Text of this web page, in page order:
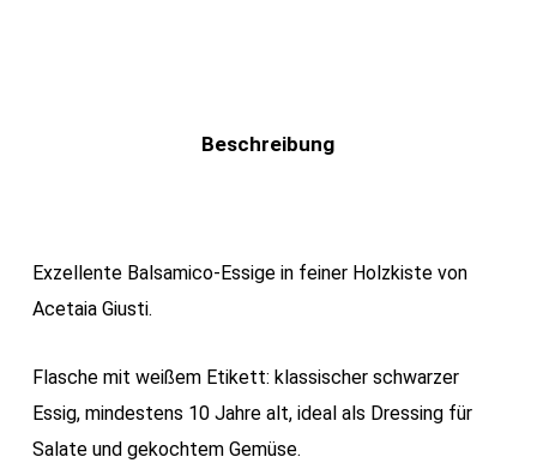
Beschreibung
Exzellente Balsamico-Essige in feiner Holzkiste von
Acetaia Giusti.
Flasche mit weißem Etikett: klassischer schwarzer
Essig, mindestens 10 Jahre alt, ideal als Dressing für
Salate und gekochtem Gemüse.